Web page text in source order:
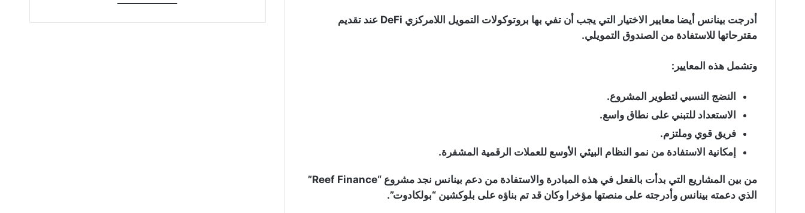
أدرجت بينانس أيضا معايير الاختيار التي يجب أن تفي بها بروتوكولات التمويل اللامركزي DeFi عند تقديم
مقترحاتها للاستفادة من الصندوق التمويلي.
وتشمل هذه المعايير:
النضج النسبي لتطوير المشروع.
الاستعداد للتبني على نطاق واسع.
فريق قوي وملتزم.
إمكانية الاستفادة من نمو النظام البيئي الأوسع للعملات الرقمية المشفرة.
من بين المشاريع التي بدأت بالفعل في هذه المبادرة والاستفادة من دعم بينانس نجد مشروع “Reef Finance”
الذي دعمته بينانس وأدرجته على منصتها مؤخرا وكان قد تم بناؤه على بلوكشين “بولكادوت”.
هونغ كونغ وتطالب بتعويضات تصل إلى
470 مليون دولار